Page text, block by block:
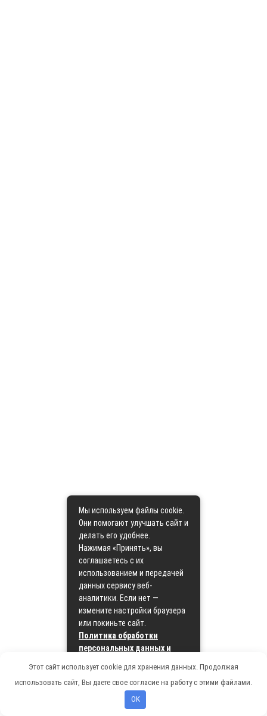
Мы используем файлы cookie.
Они помогают улучшать сайт и
делать его удобнее.
Нажимая «Принять», вы
соглашаетесь с их
использованием и передачей
данных сервису веб-
аналитики. Если нет —
измените настройки браузера
или покиньте сайт.
Политика обработки
персональных данных и
Принять
Этот сайт использует cookie для хранения данных. Продолжая
использовать сайт, Вы даете свое согласие на работу с этими файлами.
OK